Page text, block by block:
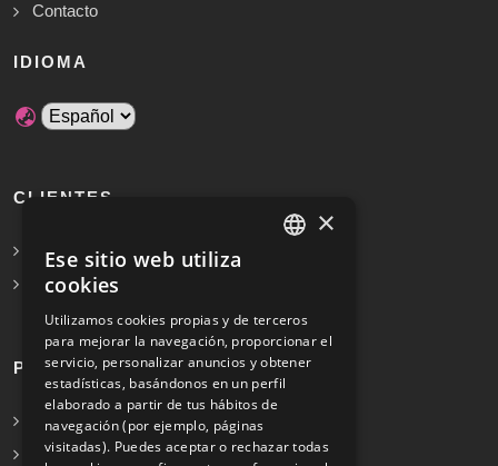
Contacto
IDIOMA
CLIENTES
Solicita Presupuesto Gratis
Preguntas frecuentes
PROFESIONALES
Info para profesionales
Registrarse
×
Ese sitio web utiliza
cookies
Utilizamos cookies propias y de terceros
para mejorar la navegación, proporcionar el
servicio, personalizar anuncios y obtener
estadísticas, basándonos en un perfil
elaborado a partir de tus hábitos de
navegación (por ejemplo, páginas
visitadas). Puedes aceptar o rechazar todas